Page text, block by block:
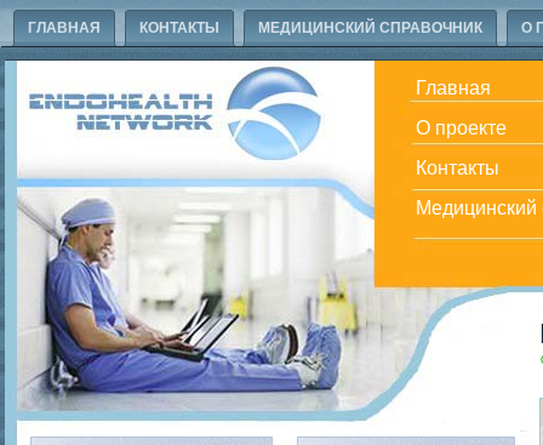
ГЛАВНАЯ КОНТАКТЫ МЕДИЦИНСКИЙ СПРАВОЧНИК О
Главная
О проекте
Контакты
Медицинский